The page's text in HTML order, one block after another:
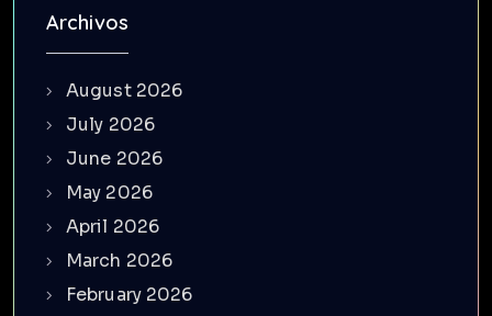
Archivos
August 2026
July 2026
June 2026
May 2026
April 2026
March 2026
February 2026